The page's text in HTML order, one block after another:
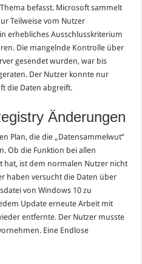
befasst. Microsoft sammelt
Teilweise vom Nutzer
erhebliches Ausschlusskriterium
Die mangelnde Kontrolle über
gesendet wurden, war bis
Der Nutzer konnte nur
die Daten abgreift.
Änderungen
Plan, die die „Datensammelwut“
Ob die Funktion bei allen
ist dem normalen Nutzer nicht
haben versucht die Daten über
von Windows 10 zu
Update erneute Arbeit mit
entfernte. Der Nutzer musste
Eine Endlose